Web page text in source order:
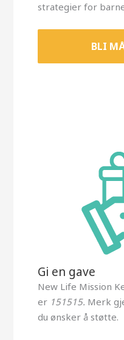
strategier for
BLI
Gi en gave
New Life Mission
er 151515. Merk
du ønsker å støtte.